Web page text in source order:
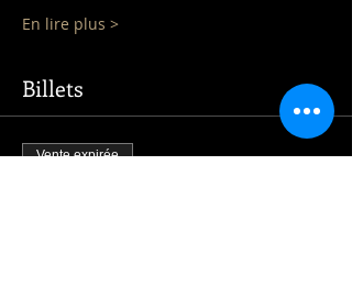
En lire plus >
Billets
Vente expirée